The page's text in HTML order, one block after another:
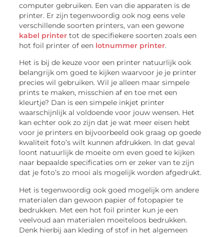
computer gebruiken. Een van die apparaten is de
printer. Er zijn tegenwoordig ook nog eens vele
verschillende soorten printers, van een gewone
kabel printer tot de specifiekere soorten zoals een
hot foil printer of een lotnummer printer.
Het is bij de keuze voor een printer natuurlijk ook
belangrijk om goed te kijken waarvoor je je printer
precies wil gebruiken. Wil je alleen maar simpele
prints te maken, misschien af en toe met een
kleurtje? Dan is een simpele inkjet printer
waarschijnlijk al voldoende voor jouw wensen. Het
kan echter ook zo zijn dat je wat meer eisen hebt
voor je printers en bijvoorbeeld ook graag op goede
kwaliteit foto’s wilt kunnen afdrukken. In dat geval
loont natuurlijk de moeite om even goed te kijken
naar bepaalde specificaties om er zeker van te zijn
dat je foto’s zo mooi als mogelijk worden afgedrukt.
Het is tegenwoordig ook goed mogelijk om andere
materialen dan gewoon papier of fotopapier te
bedrukken. Met een hot foil printer kun je een
veelvoud aan materialen moeiteloos bedrukken.
Denk hierbij aan kleding of stof in het algemeen